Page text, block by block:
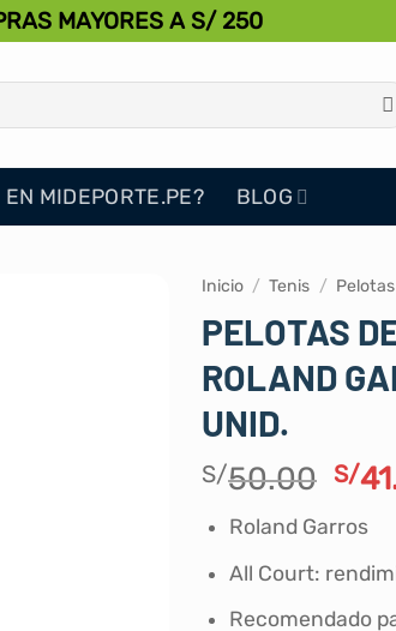
MAYORES A S/ 250
MIDEPORTE.PE? BLOG
Inicio / Tenis / Pelotas
PELOTAS
ROLAND
UNID.
S/50.00 El
era:
S/
S/
Roland Garros
All Court:
Recomendado